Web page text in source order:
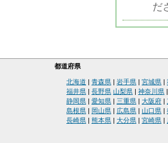
だ
都道府県
北海道 青森県 岩手県 宮城県
福井県
長野県 山梨県 神奈川県
静岡県
愛知県 三重県 大阪府
島根県
岡山県 広島県 山口県
長崎県
熊本県 大分県 宮崎県